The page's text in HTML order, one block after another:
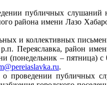
публичных слушаний
района имени Лазо
и коллективных
Переяславка, район
(понедельник – пятница)
.
проведении публичных